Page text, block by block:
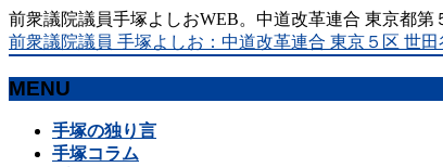
前衆議院議員手塚よしおWEB。中道改革連合 東京都
前衆議院議員 手塚よしお：中道改革連合 東京５区 世田
MENU
手塚の独り言
手塚コラム